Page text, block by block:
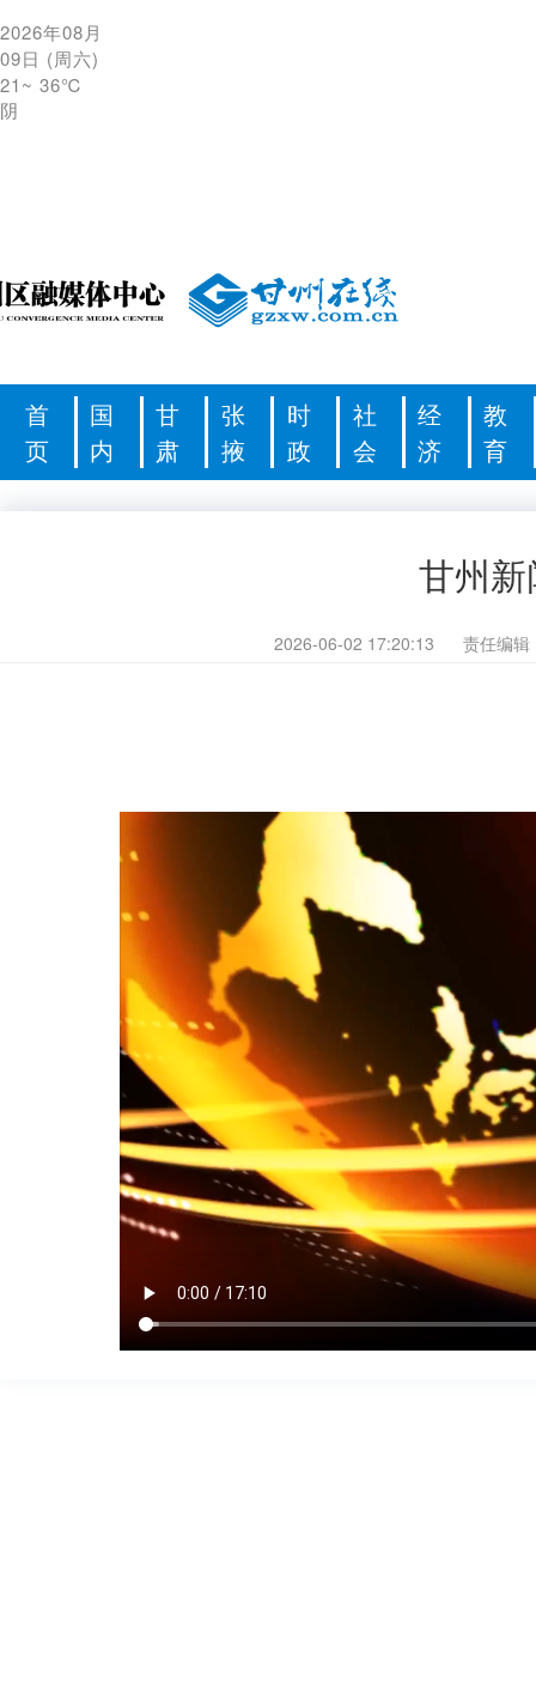
2026年08月
09日 (周六)
21~ 36℃
阴
首
页
国
内
甘
肃
张
掖
时
政
社
会
经
济
教
育
甘州新
2026-06-02 17:20:13 责任编辑